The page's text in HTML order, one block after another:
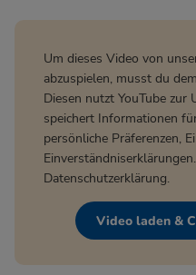
Um dieses Video von
abzuspielen, musst du
Diesen nutzt YouTube
speichert Informationen
persönliche Präferenzen,
Datenschutzerklärung.
Video laden &